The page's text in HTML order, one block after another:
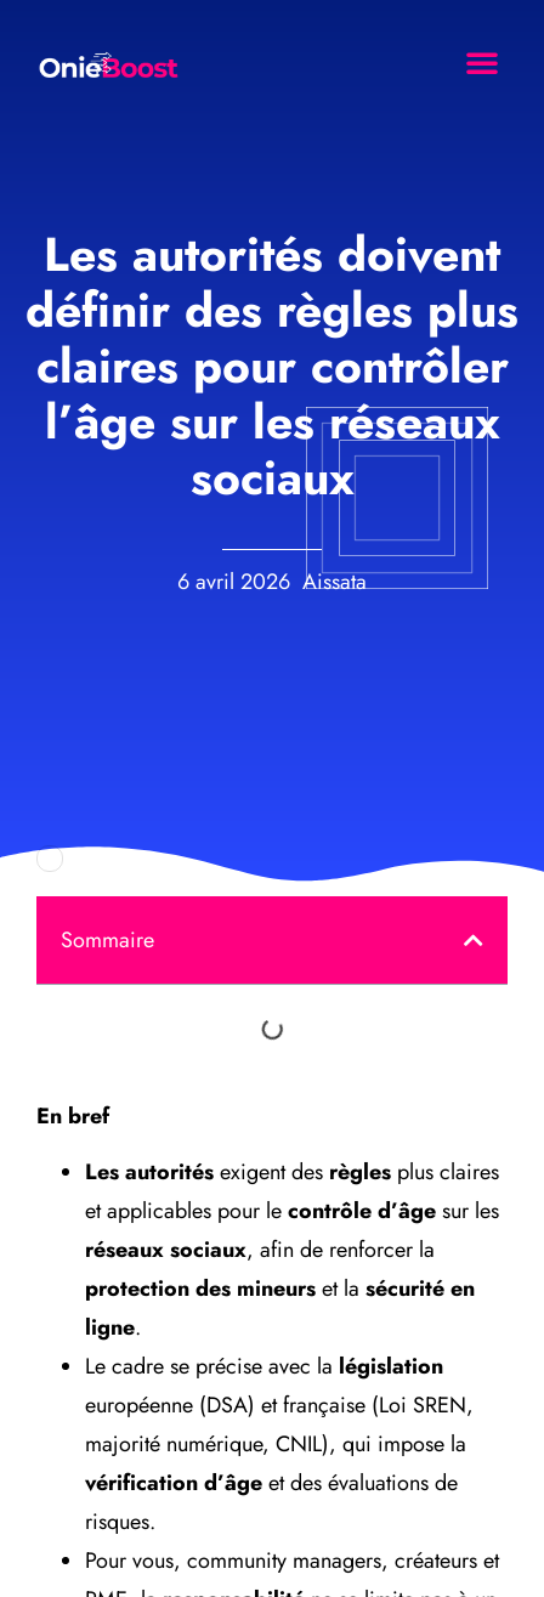
Les autorités doivent
définir des règles plus
claires pour contrôler
l’âge sur les réseaux
sociaux
6 avril 2026 Aissata
Sommaire
En bref
Les autoritésexigent des règles plus claires
et applicables pour lecontrôle d’âgesur les
réseaux sociaux, afin de renforcer la
protection des mineurset la sécurité en
ligne.
Le cadre se précise avec la législation
européenne (DSA) et française (Loi SREN,
majorité numérique, CNIL), qui impose la
vérification d’âgeet des évaluations de
risques.
Pour vous, community managers, créateurs et